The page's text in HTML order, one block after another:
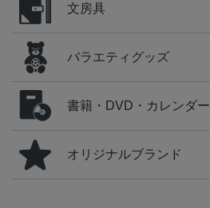
文房具
バラエティグッズ
書籍・DVD・カレンダー
オリジナルブランド